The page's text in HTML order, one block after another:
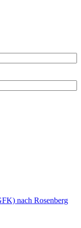
nach Rosenberg